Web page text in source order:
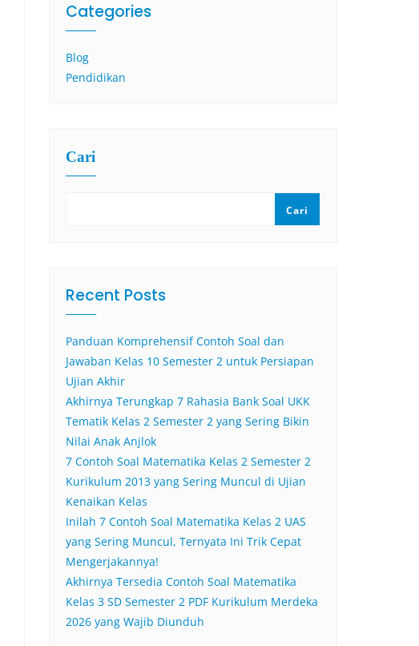
Categories
Blog
Pendidikan
Cari
Cari
Recent Posts
Panduan Komprehensif Contoh Soal dan
Jawaban Kelas 10 Semester 2 untuk Persiapan
Ujian Akhir
Akhirnya Terungkap 7 Rahasia Bank Soal UKK
Tematik Kelas 2 Semester 2 yang Sering Bikin
Nilai Anak Anjlok
7 Contoh Soal Matematika Kelas 2 Semester 2
Kurikulum 2013 yang Sering Muncul di Ujian
Kenaikan Kelas
Inilah 7 Contoh Soal Matematika Kelas 2 UAS
yang Sering Muncul, Ternyata Ini Trik Cepat
Mengerjakannya!
Akhirnya Tersedia Contoh Soal Matematika
Kelas 3 SD Semester 2 PDF Kurikulum Merdeka
2026 yang Wajib Diunduh